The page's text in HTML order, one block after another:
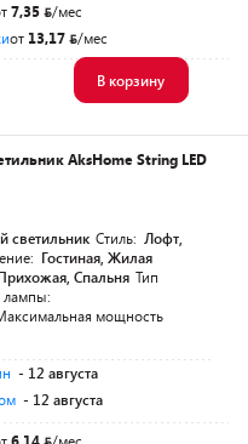
7,35
/мес
от 13,17 /мес
В корзину
AksHome String LED
светильник Стиль: Лофт,
Гостиная, Жилая
Спальня Тип
лампы:
мощность
- 12 августа
- 12 августа